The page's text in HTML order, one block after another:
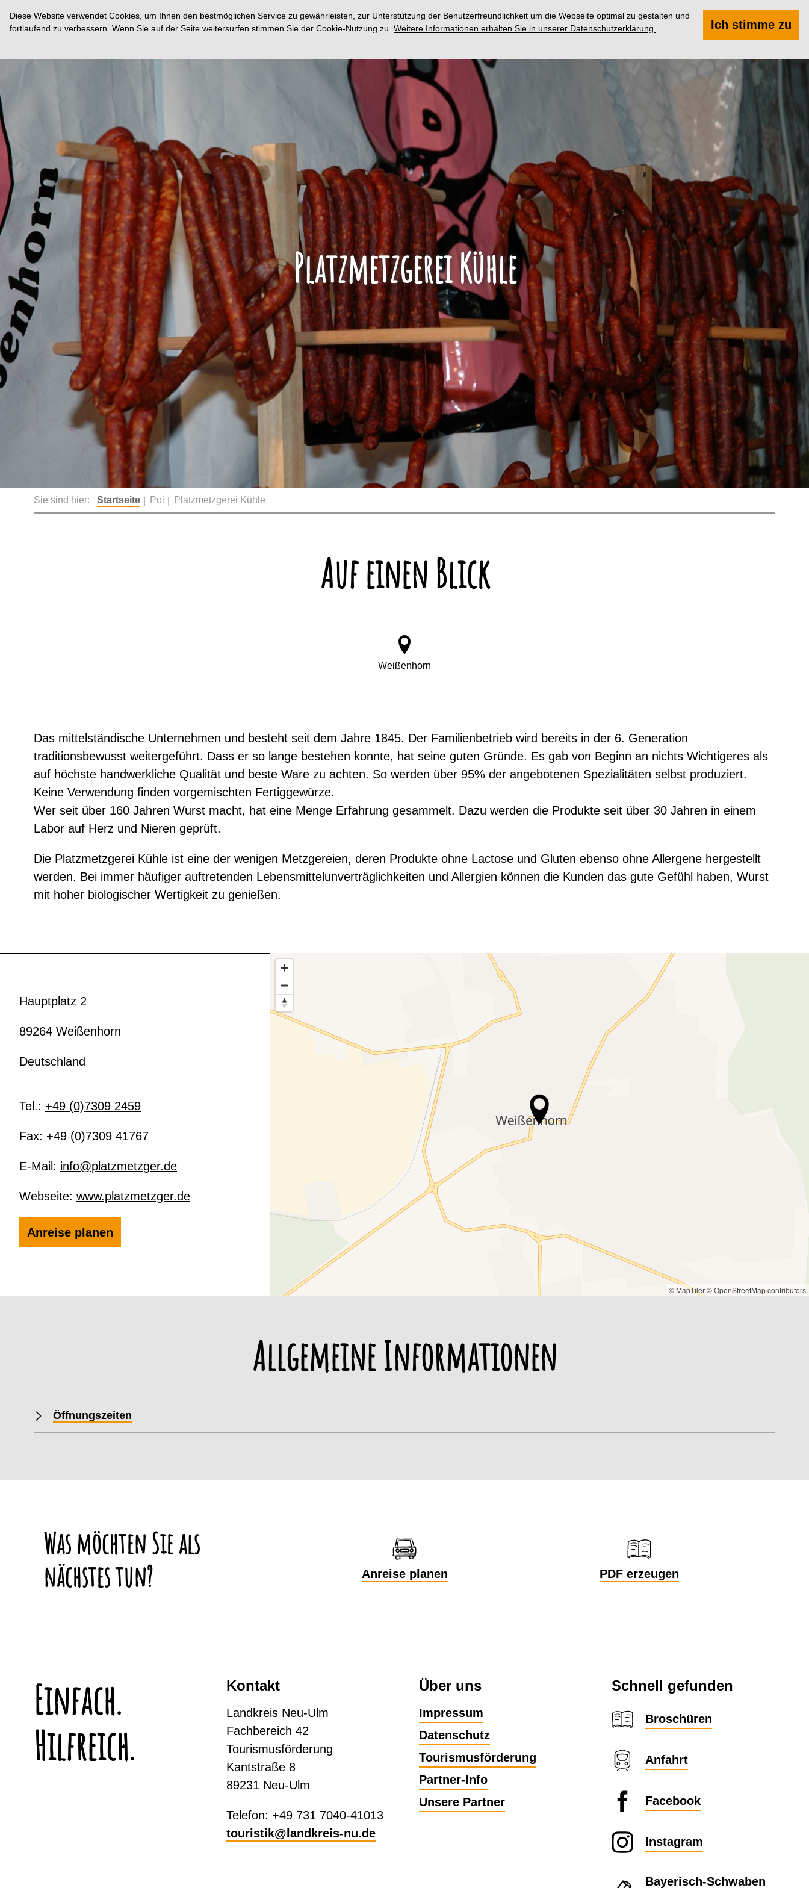
Diese Website verwendet Cookies, um Ihnen den bestmöglichen Service zu gewährleisten, zur Unterstützung der Benutzerfreundlichkeit um die Webseite optimal zu gestalten und
fortlaufend zu verbessern. Wenn Sie auf der Seite weitersurfen stimmen Sie der Cookie-Nutzung zu. Weitere Informationen erhalten Sie in unserer Datenschutzerklärung. Ich stimme zu
Suchen
Platzmetzgerei Kühle
Sie sind hier: Startseite Poi Platzmetzgerei Kühle
Auf einen Blick
Weißenhorn
Das mittelständische Unternehmen und besteht seit dem Jahre 1845. Der Familienbetrieb wird bereits in der 6. Generation
traditionsbewusst weitergeführt. Dass er so lange bestehen konnte, hat seine guten Gründe. Es gab von Beginn an nichts Wichtigeres als
auf höchste handwerkliche Qualität und beste Ware zu achten. So werden über 95% der angebotenen Spezialitäten selbst produziert.
Keine Verwendung finden vorgemischten Fertiggewürze.
Wer seit über 160 Jahren Wurst macht, hat eine Menge Erfahrung gesammelt. Dazu werden die Produkte seit über 30 Jahren in einem
Labor auf Herz und Nieren geprüft.
Die Platzmetzgerei Kühle ist eine der wenigen Metzgereien, deren Produkte ohne Lactose und Gluten ebenso ohne Allergene hergestellt
werden. Bei immer häufiger auftretenden Lebensmittelunverträglichkeiten und Allergien können die Kunden das gute Gefühl haben, Wurst
mit hoher biologischer Wertigkeit zu genießen.
Hauptplatz 2
89264 Weißenhorn
Deutschland
Tel.: +49 (0)7309 2459
Fax: +49 (0)7309 41767
E-Mail: info@platzmetzger.de
Webseite: www.platzmetzger.de
Anreise planen
© MapTiler© OpenStreetMap contributors
Allgemeine Informationen
Öffnungszeiten
Was möchten Sie als
nächstes tun?
Anreise planen PDF erzeugen
Einfach.
Hilfreich.
Kontakt
Landkreis Neu-Ulm
Fachbereich 42
Tourismusförderung
Kantstraße 8
89231 Neu-Ulm
Telefon: +49 731 7040-41013
touristik@landkreis-nu.de
Über uns
Impressum
Datenschutz
Tourismusförderung
Partner-Info
Unsere Partner
Schnell gefunden
Broschüren
Anfahrt
Facebook
Instagram
Bayerisch-Schwaben